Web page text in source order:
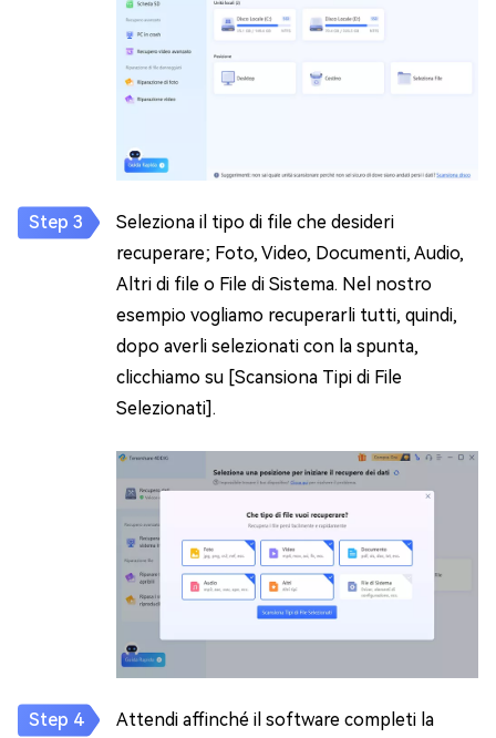
Seleziona il tipo di file che desideri
recuperare; Foto, Video, Documenti, Audio,
Altri di file o File di Sistema. Nel nostro
esempio vogliamo recuperarli tutti, quindi,
dopo averli selezionati con la spunta,
clicchiamo su [Scansiona Tipi di File
Selezionati].
Attendi affinché il software completi la